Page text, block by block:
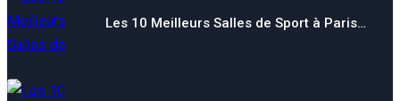
Les 10 Meilleurs Salles de Sport à Paris…